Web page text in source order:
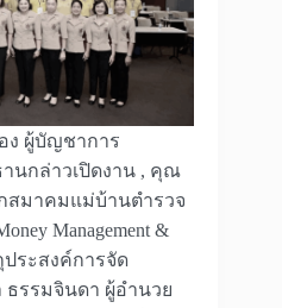
ง ผู้บัญชาการ
นกล่าวเปิดงาน , คุณ
สมาคมแม่บ้านตำรวจ
Management &
ประสงค์การจัด
รรมจินดา ผู้อำนวย